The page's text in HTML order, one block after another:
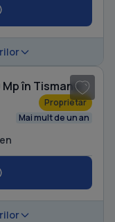
în Tismana
Proprietar
Mai mult de un an